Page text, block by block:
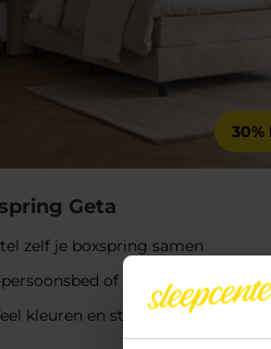
Geta
zelf je boxspring samen
persoonsbed of Twijfelaar
kleuren en stoffen